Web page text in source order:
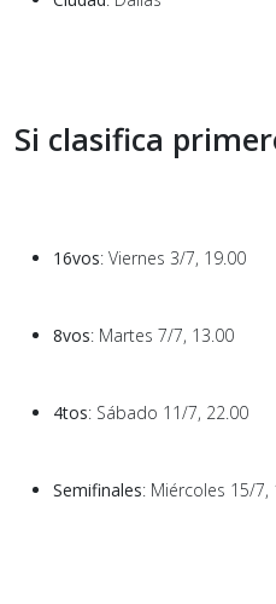
Si clasifica
16vos: Viernes 3/7, 19.00
8vos: Martes 7/7, 13.00
4tos: Sábado 11/7, 22.00
Semifinales: Miércoles 15/7,